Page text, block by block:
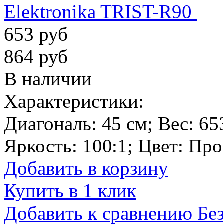
Elektronika TRIST-R90
653 руб
864 руб
В наличии
Характеристики:
Диагональ: 45 см; Вес:
Яркость: 100:1; Цвет:
Добавить в корзину
Купить в 1 клик
Добавить к сравнению